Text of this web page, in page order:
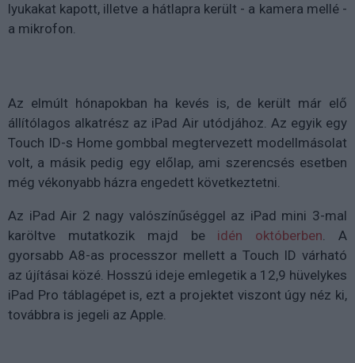
lyukakat kapott, illetve a hátlapra került - a kamera mellé -
a mikrofon.
Az elmúlt hónapokban ha kevés is, de került már elő
állítólagos alkatrész az iPad Air utódjához. Az egyik egy
Touch ID-s Home gombbal megtervezett modellmásolat
volt, a másik pedig egy előlap, ami szerencsés esetben
még vékonyabb házra engedett következtetni.
Az iPad Air 2 nagy valószínűséggel az iPad mini 3-mal
karöltve mutatkozik majd be idén októberben. A
gyorsabb A8-as processzor mellett a Touch ID várható
az újításai közé. Hosszú ideje emlegetik a 12,9 hüvelykes
iPad Pro táblagépet is, ezt a projektet viszont úgy néz ki,
továbbra is jegeli az Apple.